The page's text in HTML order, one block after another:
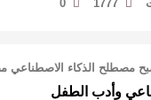
1777
0
مصطلح الذكاء الاصطناعي
وأدب الطفل